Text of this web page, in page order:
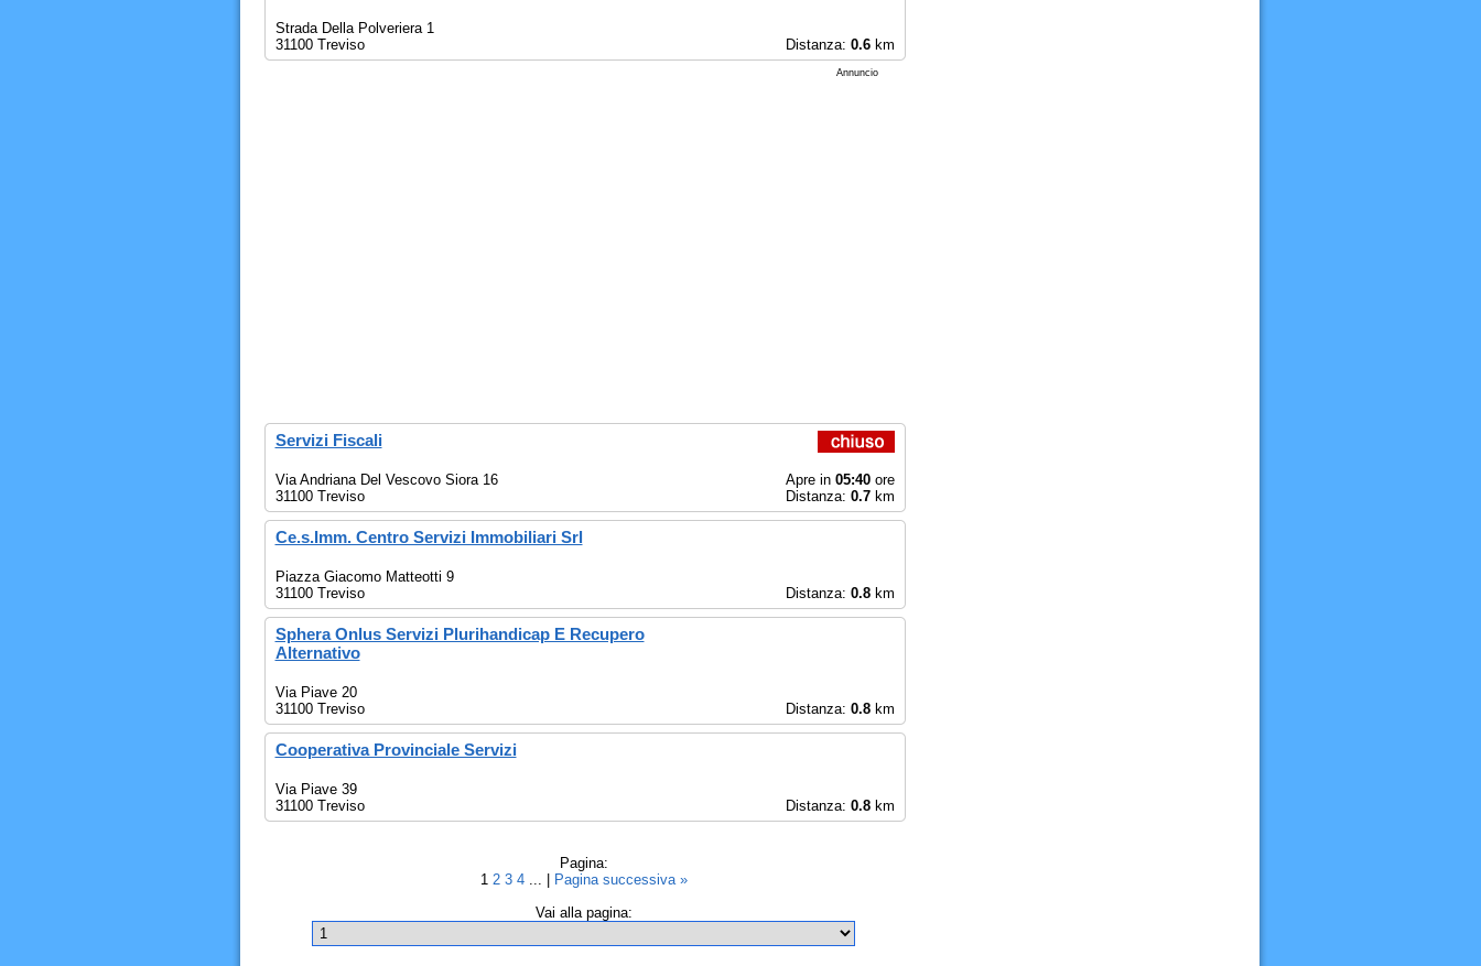
Strada Della Polveriera 1
31100 Treviso
Distanza: 0.6km
Annuncio
Servizi Fiscali
Via Andriana Del Vescovo Siora 16
31100 Treviso
Apre in 05:40ore
Distanza: 0.7km
Ce.s.Imm. Centro Servizi Immobiliari Srl
Piazza Giacomo Matteotti 9
31100 Treviso
Distanza: 0.8km
Sphera Onlus Servizi Plurihandicap E Recupero
Alternativo
Via Piave 20
31100 Treviso
Distanza: 0.8km
Cooperativa Provinciale Servizi
Via Piave 39
31100 Treviso
Distanza: 0.8km
Pagina:
1 2 3 4 ... |
Pagina successiva »
Vai alla pagina: